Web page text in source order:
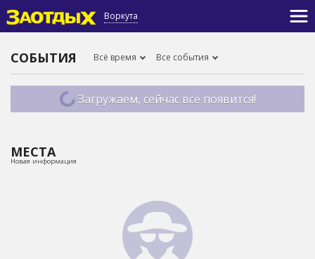
Воркута
СОБЫТИЯ Всё время Все события
Загружаем, сейчас всё появится!
МЕСТА
Новая информация